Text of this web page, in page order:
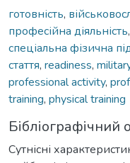
готовність,
професійна діяльність,
спеціальна фізична
стаття, readiness,
professional activity,
training, physical training
Бібліографічний
Сутнісні